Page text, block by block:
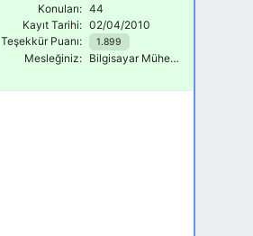
Konuları: 44
Kayıt Tarihi: 02/04/2010
Teşekkür Puanı:
1.899
Mesleğiniz: Bilgisayar Mühendisi